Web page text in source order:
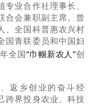
专业合作社理事长、
合会兼职副主席。曾
、全国科普惠农兴村
国青联委员和中国妇
全国“巾帼新农人”创
返乡创业的奋斗经
跨界投身农业、科技